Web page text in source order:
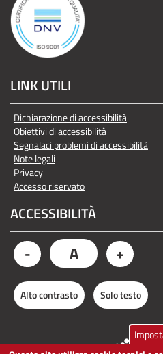
LINK UTILI
Dichiarazione di accessibilità
Obiettivi di accessibilità
Segnalaci problemi di accessibilità
Note legali
Privacy
Accesso riservato
ACCESSIBILITÀ
- A +
Alto contrasto Solo testo